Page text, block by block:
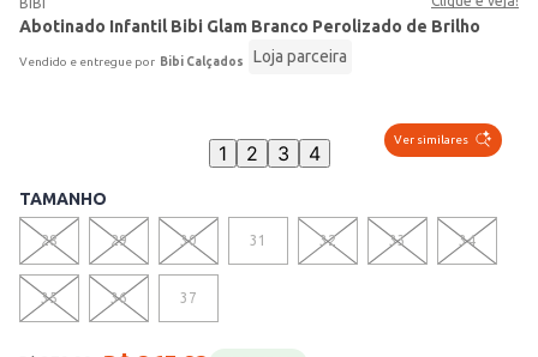
Abotinado Infantil Bibi Glam Branco Perolizado de Brilho
Bibi Calçados Loja parceira
Ver similares
1 2 3 4
TAMANHO
28 29 30 31 32 33 34
35 36 37